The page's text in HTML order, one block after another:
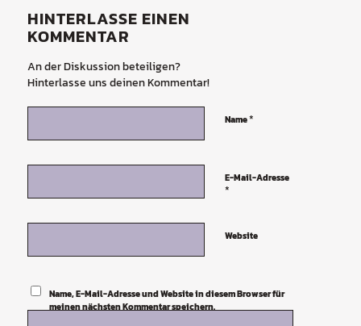
HINTERLASSE EINEN
KOMMENTAR
An der Diskussion beteiligen?
Hinterlasse uns deinen Kommentar!
Name*
E-Mail-Adresse
*
Website
Name, E-Mail-Adresse und Website in diesem Browser für
meinen nächsten Kommentar speichern.